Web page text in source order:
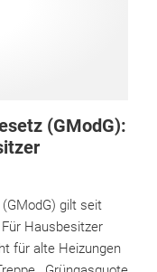
(GModG):
gilt seit
Hausbesitzer
für alte Heizungen